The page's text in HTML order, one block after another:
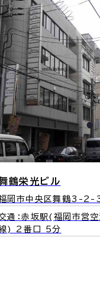
鶴栄光ビル
岡市中央区舞鶴3-2-
通：赤坂駅(福岡市営
) 2番口 5分